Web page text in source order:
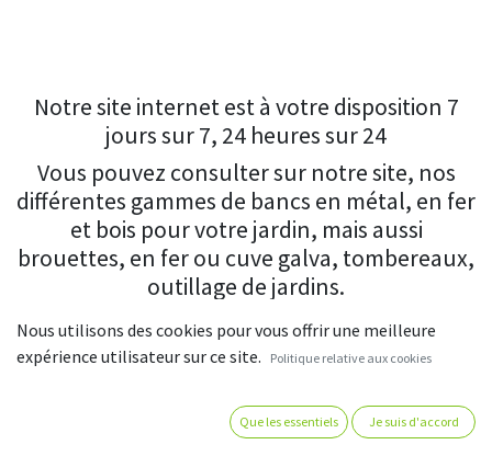
Notre site internet est à votre disposition 7
jours sur 7, 24 heures sur 24
Vous pouvez consulter sur notre site, nos
différentes gammes de bancs en métal, en fer
et bois pour votre jardin, mais aussi
brouettes, en fer ou cuve galva, tombereaux,
outillage de jardins.
Le mobilier de jardin peut aider à créer des effets de
Nous utilisons des cookies pour vous offrir une meilleure
expérience utilisateur sur ce site.
Politique relative aux cookies
Que les essentiels Je suis d'accord